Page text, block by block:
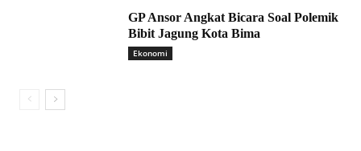
GP Ansor Angkat Bicara Soal Polemik
Bibit Jagung Kota Bima
Ekonomi